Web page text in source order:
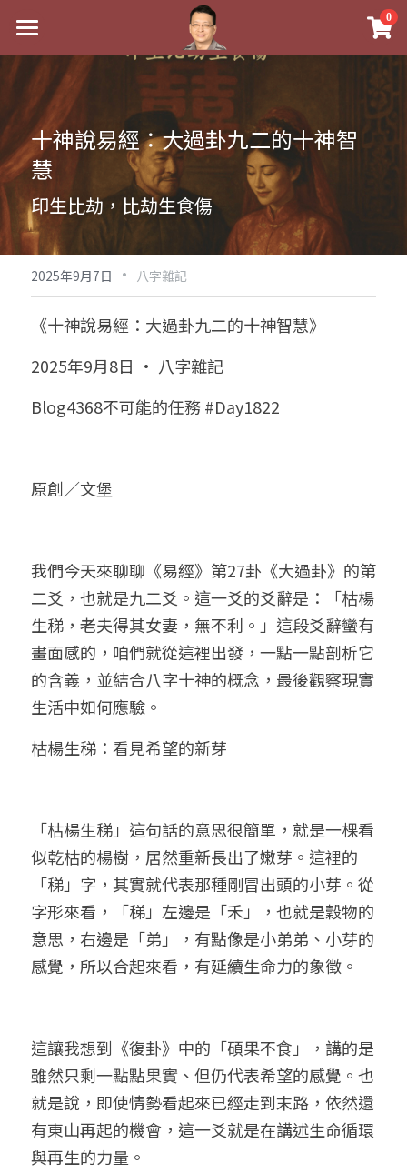
0
最新消息
關於我
實體經營
祖傳命理
手工印鑑
五行八字學
後天派陽宅
Blog
黃金會員專區
八字雜記
心靈成長
人氣最高
臉書生活
試閱專區
Podcast聽書
團隊訓練營
八字視頻
線上直播
線上學苑
八字初階班1
八字初階班2
八字中階班
五人實戰班
五行計算初階班
五行計算高階班
團隊訓練營
命理商城
八字完整班
科學八字推理PDF
小兒命名
我的著作
科學八字推理2
科學八字輕鬆學
輕鬆學會科學八字推理
批命預約
常見問題
FB粉絲頁
登錄/註冊
繁體中文
繁體中文
0938617837
support@p8zicourse.com
五行八字線上班
十神說易經：大過卦九二的十神智
慧
印生比劫，比劫生食傷
2025年9月7日 · 八字雜記
《十神說易經：大過卦九二的十神智慧》
2025年9月8日 · 八字雜記
Blog4368不可能的任務 #Day1822
原創／文堡
我們今天來聊聊《易經》第27卦《大過卦》的第
二爻，也就是九二爻。這一爻的爻辭是：「枯楊
生稊，老夫得其女妻，無不利。」這段爻辭蠻有
畫面感的，咱們就從這裡出發，一點一點剖析它
的含義，並結合八字十神的概念，最後觀察現實
生活中如何應驗。
枯楊生稊：看見希望的新芽
「枯楊生稊」這句話的意思很簡單，就是一棵看
似乾枯的楊樹，居然重新長出了嫩芽。這裡的
「稊」字，其實就代表那種剛冒出頭的小芽。從
字形來看，「稊」左邊是「禾」，也就是穀物的
意思，右邊是「弟」，有點像是小弟弟、小芽的
感覺，所以合起來看，有延續生命力的象徵。
這讓我想到《復卦》中的「碩果不食」，講的是
雖然只剩一點點果實、但仍代表希望的感覺。也
就是說，即使情勢看起來已經走到末路，依然還
有東山再起的機會，這一爻就是在講述生命循環
與再生的力量。
×
商品分類
八字線上完整班
科學八字推理PDF
《十神高階實戰錄》完整典藏版
1美元超值PDF